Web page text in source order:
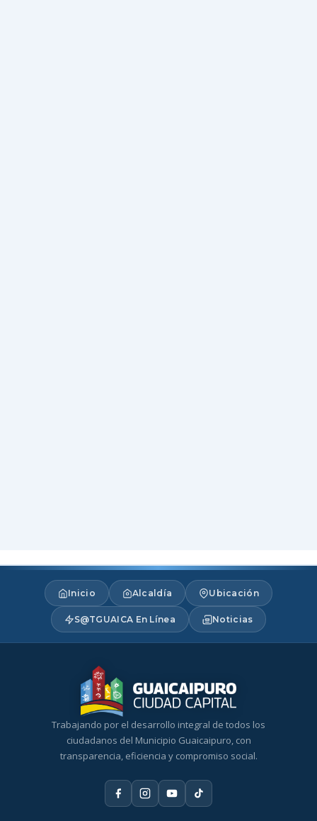
Inicio Alcaldía Ubicación
S@TGUAICA En Línea Noticias
Trabajando por el desarrollo integral de todos los
ciudadanos del Municipio Guaicaipuro, con
transparencia, eficiencia y compromiso social.